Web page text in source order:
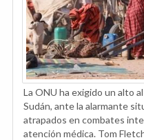
La ONU ha exigido un alto
Sudán, ante la alarmante
atrapados en combates
atención médica. Tom